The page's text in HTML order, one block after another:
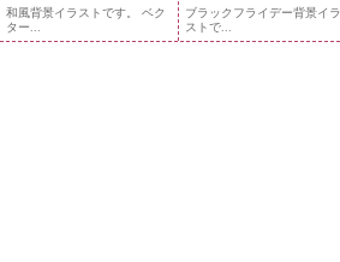
和風背景イラストです。 ベク
ター...
ブラックフライデー背景イラ
ストで...